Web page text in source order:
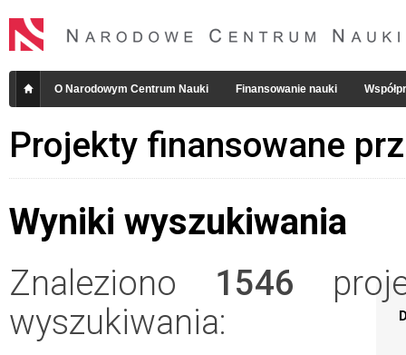
O Narodowym Centrum Nauki Finansowanie nauki
Projekty finansowane
Wyniki wyszukiwania
Znaleziono 1546
wyszukiwania: